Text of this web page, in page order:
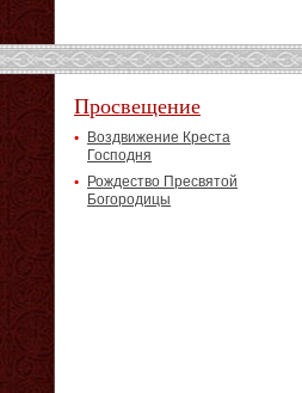
Просвещение
Воздвижение Креста
Господня
Рождество Пресвятой
Богородицы